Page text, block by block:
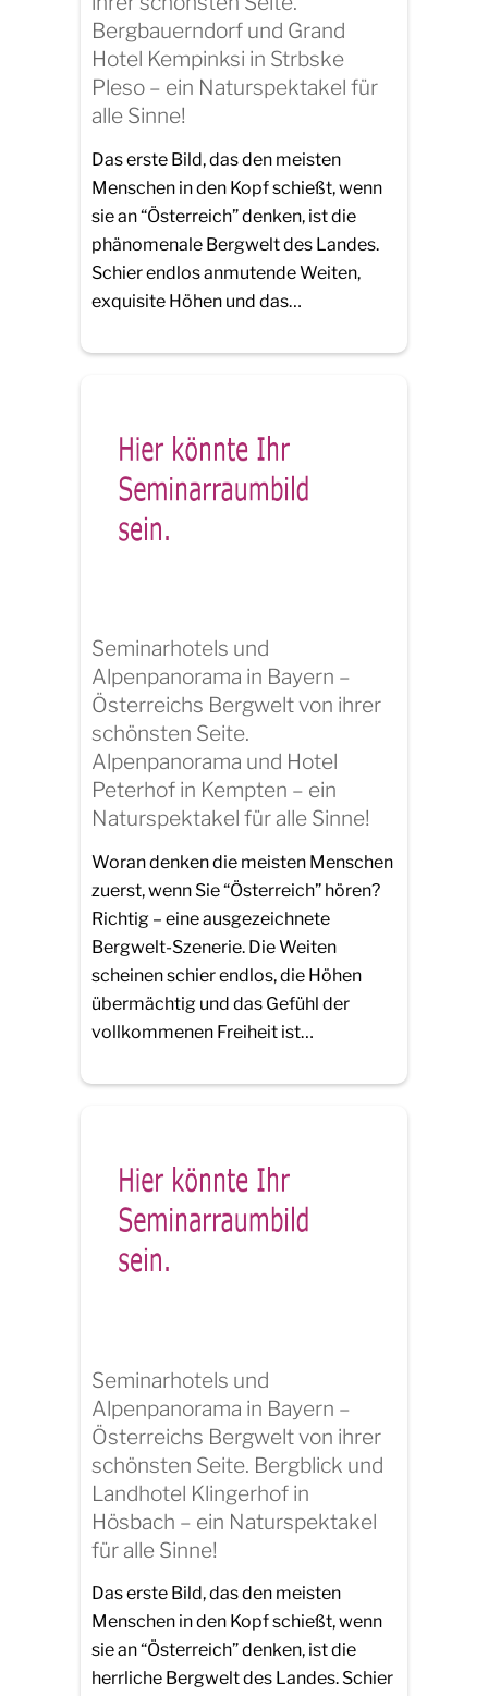
Bergbauerndorf und Grand
Hotel Kempinksi in Strbske
Pleso – ein Naturspektakel für
alle Sinne!
Das erste Bild, das den meisten
Menschen in den Kopf schießt, wenn
sie an “Österreich” denken, ist die
phänomenale Bergwelt des Landes.
Schier endlos anmutende Weiten,
exquisite Höhen und das…
Seminarhotels und
Alpenpanorama in Bayern –
Österreichs Bergwelt von ihrer
schönsten Seite.
Alpenpanorama und Hotel
Peterhof in Kempten – ein
Naturspektakel für alle Sinne!
Woran denken die meisten Menschen
zuerst, wenn Sie “Österreich” hören?
Richtig – eine ausgezeichnete
Bergwelt-Szenerie. Die Weiten
scheinen schier endlos, die Höhen
übermächtig und das Gefühl der
vollkommenen Freiheit ist…
Seminarhotels und
Alpenpanorama in Bayern –
Österreichs Bergwelt von ihrer
schönsten Seite. Bergblick und
Landhotel Klingerhof in
Hösbach – ein Naturspektakel
für alle Sinne!
Das erste Bild, das den meisten
Menschen in den Kopf schießt, wenn
sie an “Österreich” denken, ist die
herrliche Bergwelt des Landes. Schier